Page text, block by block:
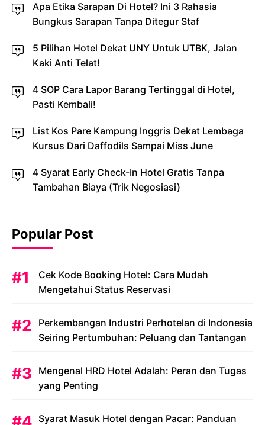
Apa Etika Sarapan Di Hotel? Ini 3 Rahasia
Bungkus Sarapan Tanpa Ditegur Staf
5 Pilihan Hotel Dekat UNY Untuk UTBK, Jalan
Kaki Anti Telat!
4 SOP Cara Lapor Barang Tertinggal di Hotel,
Pasti Kembali!
List Kos Pare Kampung Inggris Dekat Lembaga
Kursus Dari Daffodils Sampai Miss June
4 Syarat Early Check-In Hotel Gratis Tanpa
Tambahan Biaya (Trik Negosiasi)
Popular Post
Cek Kode Booking Hotel: Cara Mudah
Mengetahui Status Reservasi
Perkembangan Industri Perhotelan di Indonesia
Seiring Pertumbuhan: Peluang dan Tantangan
Mengenal HRD Hotel Adalah: Peran dan Tugas
yang Penting
Syarat Masuk Hotel dengan Pacar: Panduan